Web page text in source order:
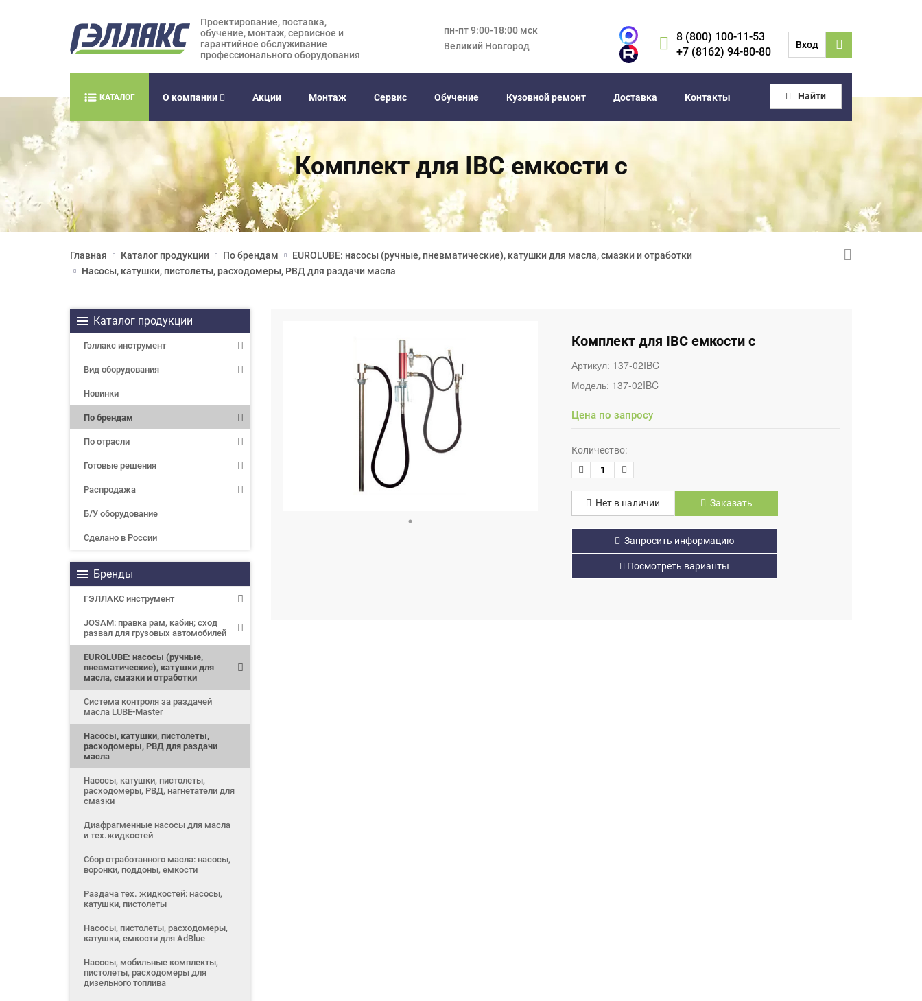
Проектирование, поставка,
обучение, монтаж, сервисное и
гарантийное обслуживание
профессионального оборудования
пн-пт 9:00-18:00 мск
Великий Новгород
8 (800) 100-11-53
+7 (8162) 94-80-80
Вход
КАТАЛОГ О компании Акции Монтаж Сервис Обучение Кузовной ремонт Доставка Контакты Найти
Комплект для IBC емкости с
Главная Каталог продукции По брендам
EUROLUBE: насосы (ручные, пневматические), катушки для масла, смазки и отработки
Насосы, катушки, пистолеты, расходомеры, РВД для раздачи масла
Каталог продукции
Гэллакс инструмент
Вид оборудования
Новинки
По брендам
По отрасли
Готовые решения
Распродажа
Б/У оборудование
Сделано в России
Бренды
ГЭЛЛАКС инструмент
JOSAM: правка рам, кабин; сход
развал для грузовых автомобилей
EUROLUBE: насосы (ручные,
пневматические), катушки для
масла, смазки и отработки
Система контроля за раздачей
масла LUBE-Master
Насосы, катушки, пистолеты,
расходомеры, РВД для раздачи
масла
Насосы, катушки, пистолеты,
расходомеры, РВД, нагнетатели для
смазки
Диафрагменные насосы для масла
и тех.жидкостей
Сбор отработанного масла: насосы,
воронки, поддоны, емкости
Раздача тех. жидкостей: насосы,
катушки, пистолеты
Насосы, пистолеты, расходомеры,
катушки, емкости для AdBlue
Насосы, мобильные комплекты,
пистолеты, расходомеры для
дизельного топлива
Комплект для IBC емкости с
Артикул: 137-02IBC
Модель: 137-02IBC
Цена по запросу
Количество:
Нет в наличии Заказать
Запросить информацию
Посмотреть варианты